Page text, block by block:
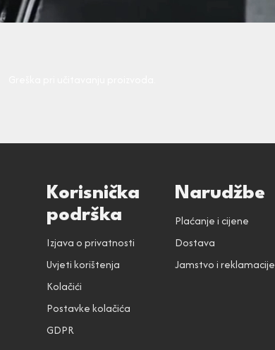
Korisnička
podrška
Izjava o privatnosti
Uvjeti korištenja
Kolačići
Postavke kolačića
GDPR
Narudžbe
Plaćanje i cijene
Dostava
Jamstvo i reklamacije